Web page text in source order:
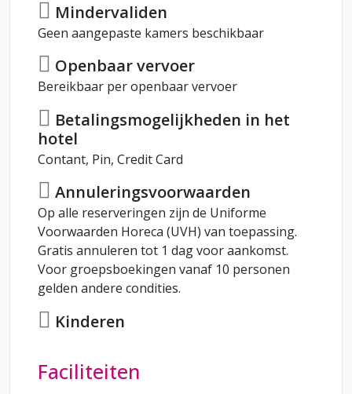
Mindervaliden
Geen aangepaste kamers beschikbaar
Openbaar vervoer
Bereikbaar per openbaar vervoer
Betalingsmogelijkheden in het
hotel
Contant, Pin, Credit Card
Annuleringsvoorwaarden
Op alle reserveringen zijn de Uniforme
Voorwaarden Horeca (UVH) van toepassing.
Gratis annuleren tot 1 dag voor aankomst.
Voor groepsboekingen vanaf 10 personen
gelden andere condities.
Kinderen
Faciliteiten